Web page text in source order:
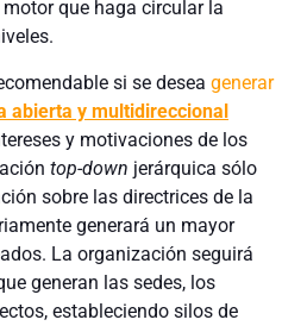
que haga circular la
si se desea generar
abierta y multidireccional
y motivaciones de los
top-down jerárquica sólo
sobre las directrices de la
generará un mayor
La organización seguirá
generan las sedes, los
estableciendo silos de